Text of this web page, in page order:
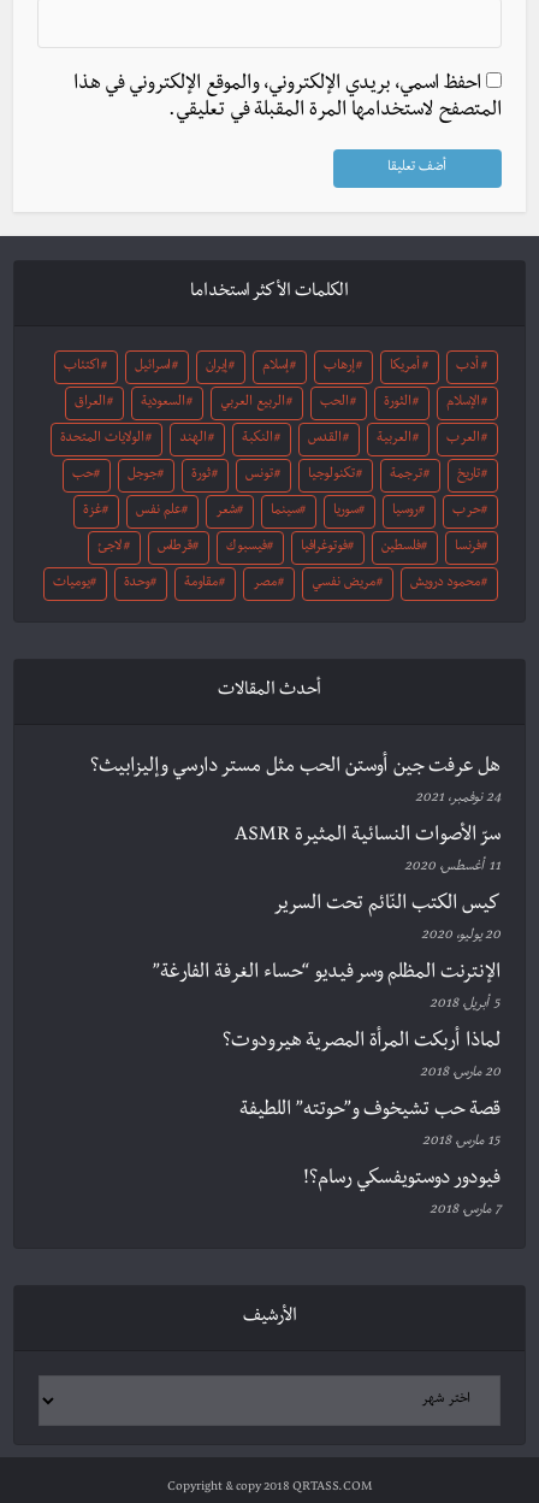
احفظ اسمي، بريدي الإلكتروني، والموقع الإلكتروني في هذا
المتصفح لاستخدامها المرة المقبلة في تعليقي.
الكلمات الأكثر استخداما
أدب أمريكا إرهاب إسلام إيران اسرائيل اكتئاب
الإسلام الثورة الحب الربيع العربي السعودية العراق
العرب العربية القدس النكبة الهند الولايات المتحدة
تاريخ ترجمة تكنولوجيا تونس ثورة جوجل حب
حرب روسيا سوريا سينما شعر علم نفس غزة
فرنسا فلسطين فوتوغرافيا فيسبوك قرطاس لاجئ
محمود درويش مريض نفسي مصر مقاومة وحدة يوميات
أحدث المقالات
هل عرفت جين أوستن الحب مثل مستر دارسي وإليزابيث؟
24 نوفمبر، 2021
سرّ الأصوات النسائية المثيرة ASMR
11 أغسطس، 2020
كيس الكتب النّائم تحت السرير
20 يوليو، 2020
الإنترنت المظلم وسر فيديو “حساء الغرفة الفارغة”
5 أبريل، 2018
لماذا أربكت المرأة المصرية هيرودوت؟
20 مارس، 2018
قصة حب تشيخوف و”حوتته” اللطيفة
15 مارس، 2018
فيودور دوستويفسكي رسام؟!
7 مارس، 2018
الأرشيف
Copyright & copy 2018 QRTASS.COM